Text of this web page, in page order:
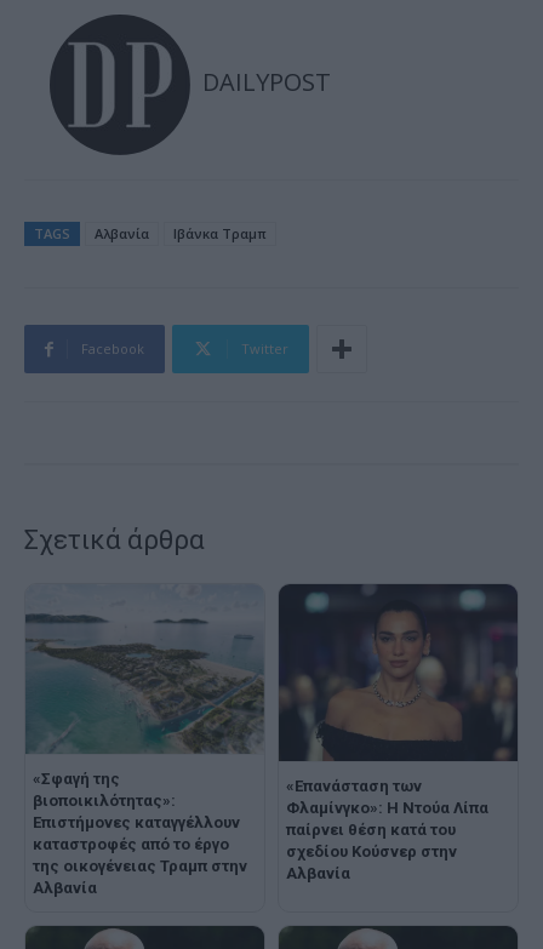
DAILYPOST
TAGS Αλβανία Ιβάνκα Τραμπ
Facebook Twitter
Σχετικά άρθρα
«Σφαγή της
βιοποικιλότητας»:
Επιστήμονες καταγγέλλουν
καταστροφές από το έργο
της οικογένειας Τραμπ στην
Αλβανία
«Επανάσταση των
Φλαμίνγκο»: Η Ντούα Λίπα
παίρνει θέση κατά του
σχεδίου Κούσνερ στην
Αλβανία